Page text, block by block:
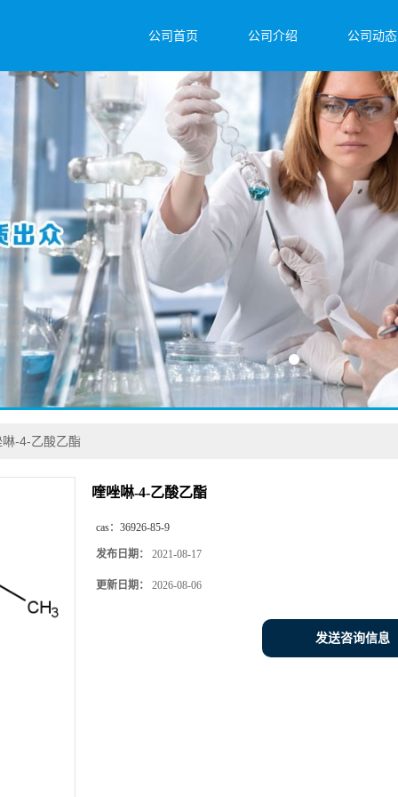
公司首页 公司介绍 公司动态
啉-4-乙酸乙酯
喹唑啉-4-乙酸乙酯
cas： 36926-85-9
发布日期： 2021-08-17
更新日期： 2026-08-06
发送咨询信息